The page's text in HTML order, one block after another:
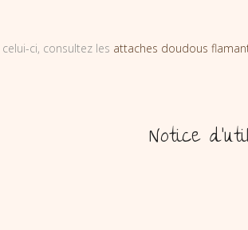
ci, consultez les attaches doudous
Notice